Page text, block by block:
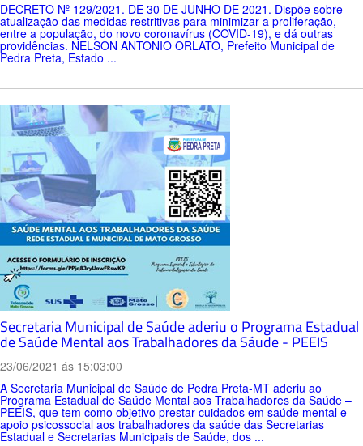
DECRETO Nº 129/2021. DE 30 DE JUNHO DE 2021. Dispõe sobre
atualização das medidas restritivas para minimizar a proliferação,
entre a população, do novo coronavírus (COVID-19), e dá outras
providências. NELSON ANTONIO ORLATO, Prefeito Municipal de
Pedra Preta, Estado ...
Secretaria Municipal de Saúde aderiu o Programa Estadual
de Saúde Mental aos Trabalhadores da Sáude - PEEIS
23/06/2021 ás 15:03:00
A Secretaria Municipal de Saúde de Pedra Preta-MT aderiu ao
Programa Estadual de Saúde Mental aos Trabalhadores da Saúde –
PEEIS, que tem como objetivo prestar cuidados em saúde mental e
apoio psicossocial aos trabalhadores da saúde das Secretarias
Estadual e Secretarias Municipais de Saúde, dos ...